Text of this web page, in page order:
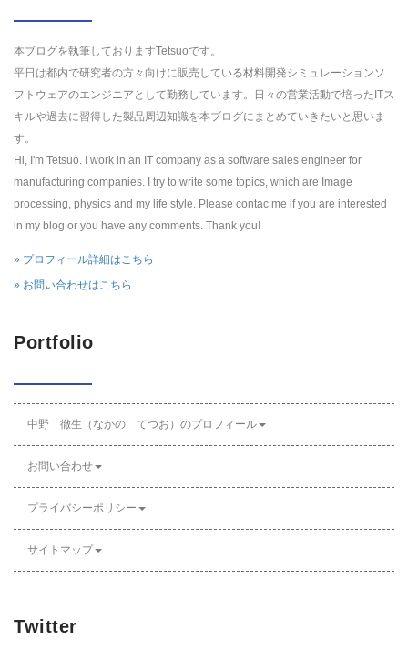
本ブログを執筆しておりますTetsuoです。
平日は都内で研究者の方々向けに販売している材料開発シミュレーションソ
フトウェアのエンジニアとして勤務しています。日々の営業活動で培ったITス
キルや過去に習得した製品周辺知識を本ブログにまとめていきたいと思いま
す。
Hi, I'm Tetsuo. I work in an IT company as a software sales engineer for
manufacturing companies. I try to write some topics, which are Image
processing, physics and my life style. Please contac me if you are interested
in my blog or you have any comments. Thank you!
» プロフィール詳細はこちら
» お問い合わせはこちら
Portfolio
中野 徹生（なかの てつお）のプロフィール
お問い合わせ
プライバシーポリシー
サイトマップ
Twitter